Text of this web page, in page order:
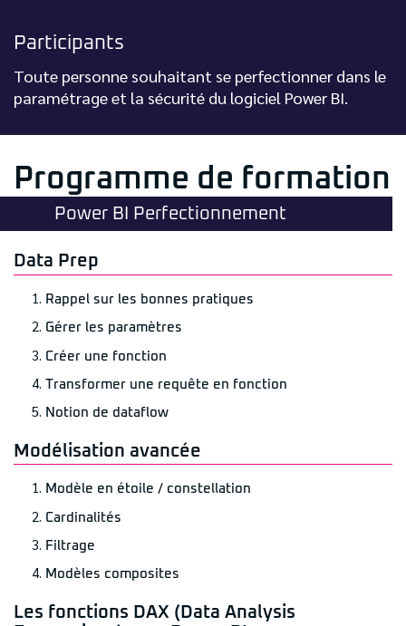
Participants
Toute personne souhaitant se perfectionner dans le
paramétrage et la sécurité du logiciel Power BI.
Programme de formation
Power BI Perfectionnement
Data Prep
Rappel sur les bonnes pratiques
Gérer les paramètres
Créer une fonction
Transformer une requête en fonction
Notion de dataflow
Modélisation avancée
Modèle en étoile / constellation
Cardinalités
Filtrage
Modèles composites
Les fonctions DAX (Data Analysis